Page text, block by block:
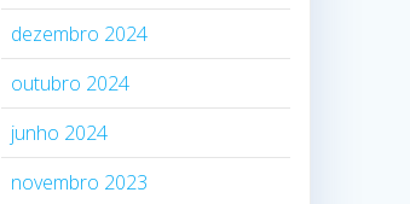
dezembro 2024
outubro 2024
junho 2024
novembro 2023